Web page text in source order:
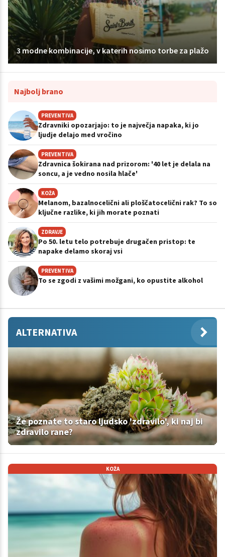
3 modne kombinacije, v katerih nosimo torbe za plažo
Najbolj brano
PREVENTIVA
Zdravniki opozarjajo: to je največja napaka, ki jo
ljudje delajo med vročino
PREVENTIVA
Zdravnica šokirana nad prizorom: '40 let je delala na
soncu, a je vedno nosila hlače'
KOŽA
Melanom, bazalnocelični ali ploščatocelični rak? To so
ključne razlike, ki jih morate poznati
ZDRAVJE
Po 50. letu telo potrebuje drugačen pristop: te
napake delamo skoraj vsi
PREVENTIVA
To se zgodi z vašimi možgani, ko opustite alkohol
ALTERNATIVA
Že poznate to staro ljudsko 'zdravilo', ki naj bi
zdravilo rane?
KOŽA